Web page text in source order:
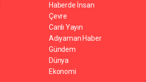
Haberde İnsan
Çevre
Canlı Yayın
Adıyaman Haber
Gündem
Dünya
Ekonomi